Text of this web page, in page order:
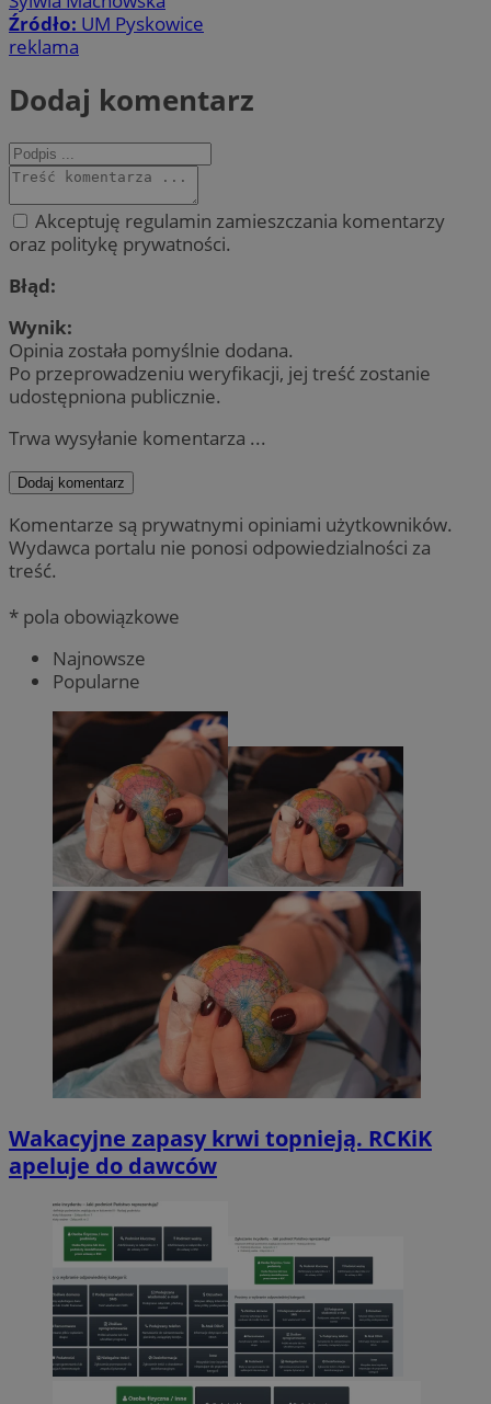
Źródło: UM Pyskowice
reklama
Dodaj komentarz
Akceptuję regulamin zamieszczania komentarzy
oraz politykę prywatności.
Błąd:
Wynik:
Opinia została pomyślnie dodana.
Po przeprowadzeniu weryfikacji, jej treść zostanie
udostępniona publicznie.
Trwa wysyłanie komentarza ...
Dodaj komentarz
Komentarze są prywatnymi opiniami użytkowników.
Wydawca portalu nie ponosi odpowiedzialności za
treść.
* pola obowiązkowe
Najnowsze
Popularne
Wakacyjne zapasy krwi topnieją. RCKiK
apeluje do dawców